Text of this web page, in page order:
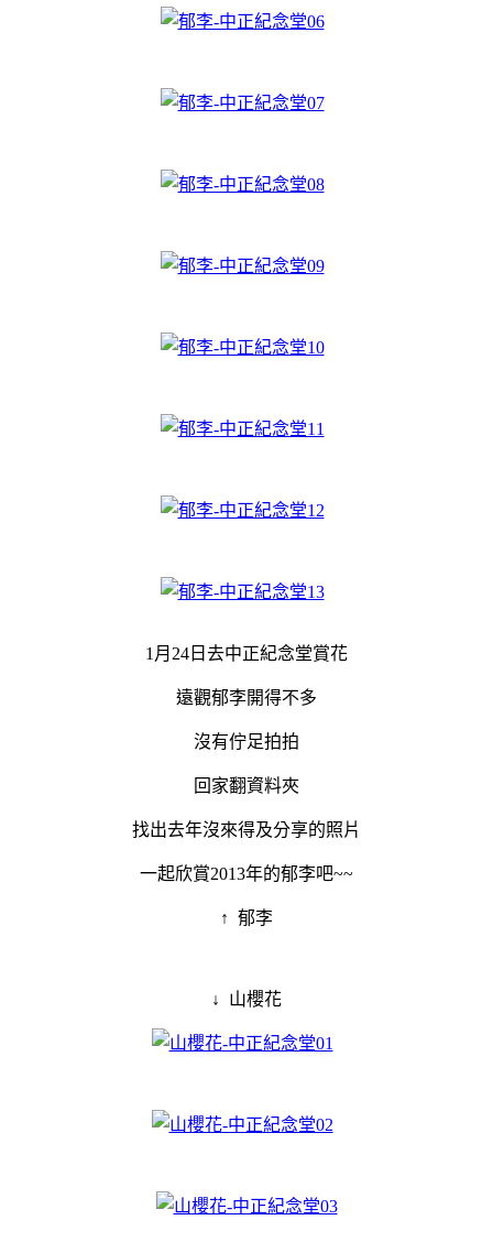
1月24日去中正紀念堂賞花
遠觀郁李開得不多
沒有佇足拍拍
回家翻資料夾
找出去年沒來得及分享的照片
一起欣賞2013年的郁李吧~~
↑ 郁李
↓ 山櫻花